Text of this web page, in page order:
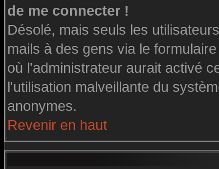
de me connecter !
Désolé, mais seuls les
mails à des gens via le
où l'administrateur aurait activé
l'utilisation malveillante du
anonymes.
Revenir en haut